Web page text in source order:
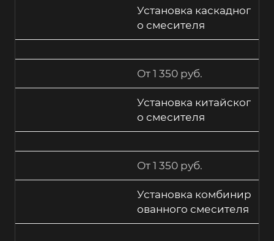
Установка каскадног
о смесителя
От 1 350 руб.
Установка китайског
о смесителя
От 1 350 руб.
Установка комбинир
ованного смесителя